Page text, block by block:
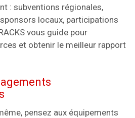
: subventions régionales,
locaux, participations
vous guide pour
et obtenir le meilleur rapport
pensez aux équipements